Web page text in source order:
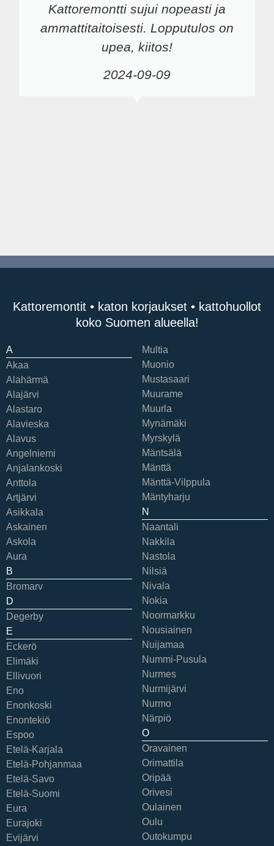
Kattoremontti sujui nopeasti ja
ammattitaitoisesti. Lopputulos on
upea, kiitos!
2024-09-09
Kattoremontit • katon korjaukset • kattohuollot
koko Suomen alueella!
A
Akaa
Alahärmä
Alajärvi
Alastaro
Alavieska
Alavus
Angelniemi
Anjalankoski
Anttola
Artjärvi
Asikkala
Askainen
Askola
Aura
B
Bromarv
D
Degerby
E
Eckerö
Elimäki
Ellivuori
Eno
Enonkoski
Enontekiö
Espoo
Etelä-Karjala
Etelä-Pohjanmaa
Etelä-Savo
Etelä-Suomi
Eura
Eurajoki
Evijärvi
Multia
Muonio
Mustasaari
Muurame
Muurla
Mynämäki
Myrskylä
Mäntsälä
Mänttä
Mänttä-Vilppula
Mäntyharju
N
Naantali
Nakkila
Nastola
Nilsiä
Nivala
Nokia
Noormarkku
Nousiainen
Nuijamaa
Nummi-Pusula
Nurmes
Nurmijärvi
Nurmo
Närpiö
O
Oravainen
Orimattila
Oripää
Orivesi
Oulainen
Oulu
Outokumpu